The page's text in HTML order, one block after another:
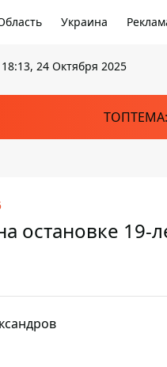
Украина
18:13, 24 Октября 2025
ТОПТЕМА:
остановке 19-